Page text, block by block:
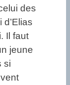
des
Il faut
jeune
si